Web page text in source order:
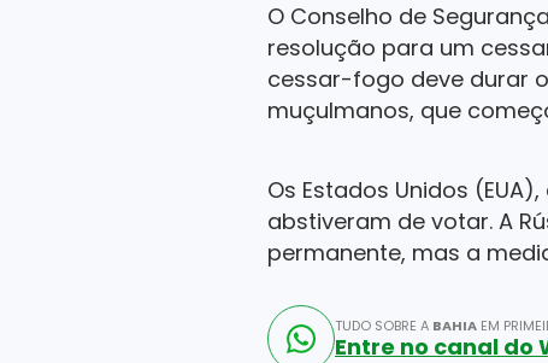
O Conselho de
resolução para um
cessar-fogo deve durar
muçulmanos, que
Os Estados Unidos
abstiveram de votar. A
permanente, mas a
TUDO SOBRE A BAHIA EM
Entre no canal do